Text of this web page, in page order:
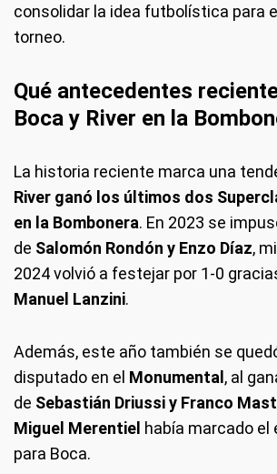
consolidar la idea futbolística para
torneo.
Qué antecedentes
Boca y River en la
La historia reciente marca una
River ganó los últimos dos
en la Bombonera. En 2023 se
de Salomón Rondón y Enzo Díaz,
2024 volvió a festejar por 1-0
Manuel Lanzini.
Además, este año también se
disputado en el Monumental, al
de Sebastián Driussi y Franco
Miguel Merentiel había marcado el
para Boca.